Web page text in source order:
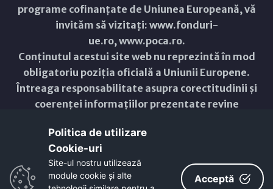
programe cofinanțate de Uniunea Europeană, vă
invităm să vizitați: www.fonduri-
ue.ro,www.poca.ro.
Conținutul acestui site web nu reprezintă în mod
obligatoriu poziția oficială a Uniunii Europene.
Întreaga responsabilitate asupra corectitudinii și
coerenței informațiilor prezentate revine
Copyright © 2021 - 2026 -
ResponsiveVoice
Non-Commercial License
Politica de utilizare
Cookie-uri‎
Site-ul nostru utilizează
module cookie și alte
Acceptă